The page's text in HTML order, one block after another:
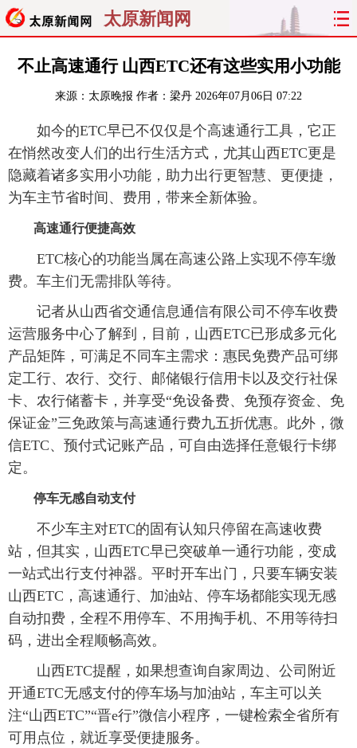
太原新闻网
首页 聚焦 太原 山西
经济 关注 文明 出行
纵横 曝光 综合 专题
旅游 理财 政务 教育
看天下 晋月读
太原日报 太原晚报 热评 社区
不止高速通行 山西ETC还有这些实用小功能
来源： 太原晚报 作者：梁丹 2026年07月06日 07:22
如今的ETC早已不仅仅是个高速通行工具，它正
在悄然改变人们的出行生活方式，尤其山西ETC更是
隐藏着诸多实用小功能，助力出行更智慧、更便捷，
为车主节省时间、费用，带来全新体验。
高速通行便捷高效
ETC核心的功能当属在高速公路上实现不停车缴
费。车主们无需排队等待。
记者从山西省交通信息通信有限公司不停车收费
运营服务中心了解到，目前，山西ETC已形成多元化
产品矩阵，可满足不同车主需求：惠民免费产品可绑
定工行、农行、交行、邮储银行信用卡以及交行社保
卡、农行储蓄卡，并享受“免设备费、免预存资金、免
保证金”三免政策与高速通行费九五折优惠。此外，微
信ETC、预付式记账产品，可自由选择任意银行卡绑
定。
停车无感自动支付
不少车主对ETC的固有认知只停留在高速收费
站，但其实，山西ETC早已突破单一通行功能，变成
一站式出行支付神器。平时开车出门，只要车辆安装
山西ETC，高速通行、加油站、停车场都能实现无感
自动扣费，全程不用停车、不用掏手机、不用等待扫
码，进出全程顺畅高效。
山西ETC提醒，如果想查询自家周边、公司附近
开通ETC无感支付的停车场与加油站，车主可以关
注“山西ETC”“晋e行”微信小程序，一键检索全省所有
可用点位，就近享受便捷服务。